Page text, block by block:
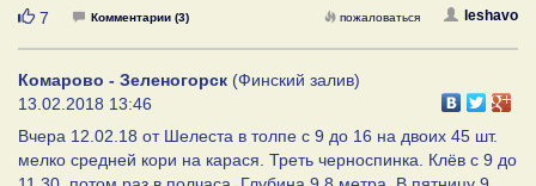
Нравится
7 Комментарии (3) leshavo
пожаловаться
Комарово - Зеленогорск (Финский залив)
13.02.2018 13:46
Вчера 12.02.18 от Шелеста в толпе с 9 до 16 на двоих 45 шт.
мелко средней кори на карася. Треть черноспинка. Клёв с 9 до